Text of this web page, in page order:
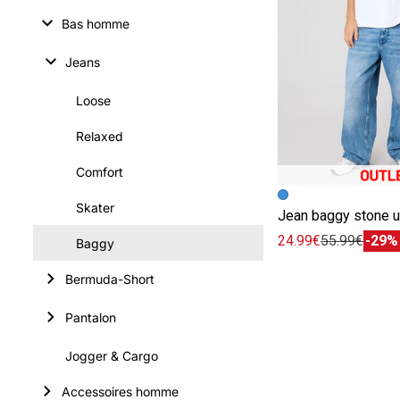
Bas homme
Jeans
Loose
Relaxed
Comfort
Skater
Baggy
Bermuda-Short
Pantalon
Jogger & Cargo
Accessoires homme
Image précédente
Image suivante
Jean baggy stone
24.99€55.99€-29%